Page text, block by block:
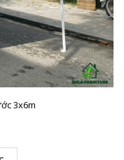
3x6m